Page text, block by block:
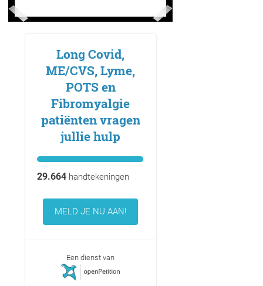
Long Covid,
ME/CVS, Lyme,
POTS en
Fibromyalgie
patiënten vragen
jullie hulp
29.664handtekeningen
MELD JE NU AAN!
Een dienst van